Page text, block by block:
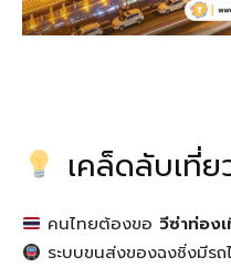
เคล็ดลับเที่
คนไทยต้องขอ วีซ่าท่อง
ระบบขนส่งของฉงชิ่งมีร